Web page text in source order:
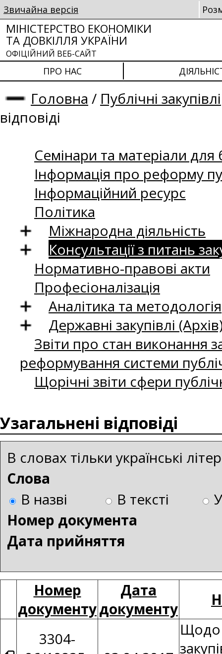
Звичайна версія
МІНІСТЕРСТВО ЕКОНОМІКИ
ТА ДОВКІЛЛЯ УКРАЇНИ
ОФІЦІЙНИЙ ВЕБ-САЙТ
ПРО НАС
Головна / Публічні закупівлі
відповіді
Семінари та матеріали для
Інформація про реформу
Інформаційний ресурс
Політика
Міжнародна діяльність
Консультації з питань
Нормативно-правові акти
Професіоналізація
Аналітика та методологія
Державні закупівлі
Звіти про стан виконання
реформування системи
Щорічні звіти сфери
Узагальнені відповіді
В словах тільки українські
Слова
В назві
В тексті
Номер документа
Дата прийняття
Номер
документу
Дата
документу
3304-
Щодо